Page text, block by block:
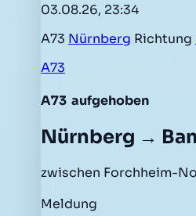
03.08.26, 23:34
A73 Nürnberg Richtung
A73
A73 aufgehoben
Nürnberg →
zwischen Forchheim-
Meldung